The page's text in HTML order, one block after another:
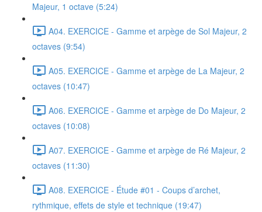
Majeur, 1 octave (5:24)
A04. EXERCICE - Gamme et arpège de Sol Majeur, 2
octaves (9:54)
A05. EXERCICE - Gamme et arpège de La Majeur, 2
octaves (10:47)
A06. EXERCICE - Gamme et arpège de Do Majeur, 2
octaves (10:08)
A07. EXERCICE - Gamme et arpège de Ré Majeur, 2
octaves (11:30)
A08. EXERCICE - Étude #01 - Coups d’archet,
rythmique, effets de style et technique (19:47)